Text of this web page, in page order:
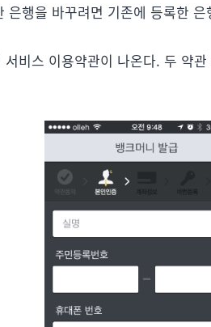
행을 바꾸려면 기존에 등록한
비스 이용약관이 나온다. 두 약